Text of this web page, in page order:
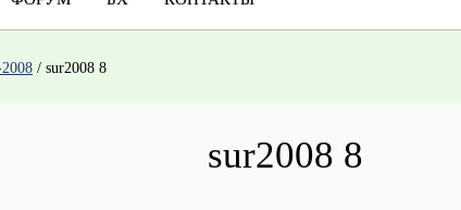
/ sur2008 8
sur2008 8